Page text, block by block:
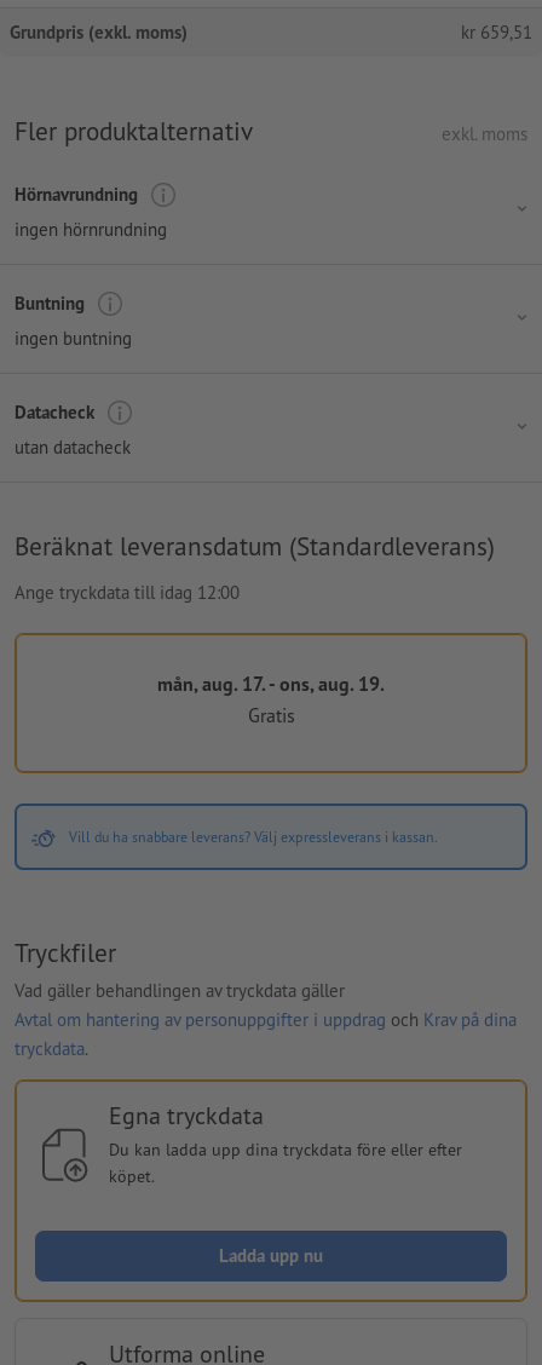
Grundpris (exkl. moms) kr 659,51
Fler produktalternativ exkl. moms
Hörnavrundning
ingen hörnrundning
Buntning
ingen buntning
Datacheck
utan datacheck
Beräknat leveransdatum (Standardleverans)
Ange tryckdata till idag 12:00
mån, aug. 17. - ons, aug. 19.
Gratis
Vill du ha snabbare leverans? Välj expressleverans i kassan.
Tryckfiler
Vad gäller behandlingen av tryckdata gäller
Avtal om hantering av personuppgifter i uppdrag och Krav på dina
tryckdata.
Egna tryckdata
Du kan ladda upp dina tryckdata före eller efter
köpet.
Ladda upp nu
Utforma online